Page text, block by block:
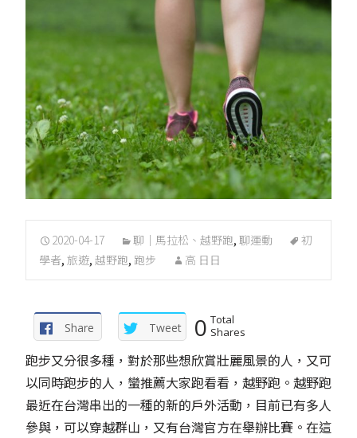
2020-04-17 聊｜馬拉松、越野跑, 聊運動
初
學者, 旅遊, 越野跑, 跑步 高 日日
Share Tweet 0 Total
Shares
跑步又分很多種，對於那些想欣賞壯麗風景的人，又可
以同時跑步的人，蠻推薦大家跑看看，越野跑。越野跑
最近在台灣串出的一種的新的戶外活動，目前已有多人
參與，可以穿越群山，又有台灣官方在舉辦比賽。在這